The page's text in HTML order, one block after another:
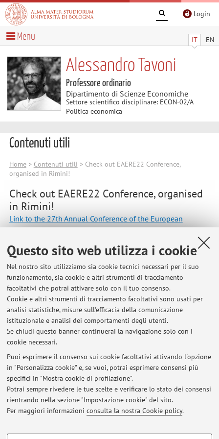
Questo sito web utilizza i cookie
Nel nostro sito utilizziamo sia cookie tecnici necessari per il suo
funzionamento, sia cookie e altri strumenti di tracciamento
facoltativi che potrai attivare solo con il tuo consenso.
Cookie e altri strumenti di tracciamento facoltativi sono usati per
analisi statistiche, misure sull'efficacia della comunicazione
istituzionale e analisi dei comportamenti degli utenti.
Se chiudi questo banner continuerai la navigazione solo con i
cookie necessari.
Puoi esprimere il consenso sui cookie facoltativi attivando l'opzione
in "Personalizza cookie" e, se vuoi, potrai esprimere consensi più
specifici in "Mostra cookie di profilazione".
Potrai sempre rivedere le tue scelte e verificare lo stato dei consensi
rientrando nella sezione "Impostazione cookie" del sito.
Per maggiori informazioni consulta la nostra Cookie policy.
Login
IT EN
Menu
Alessandro Tavoni
Professore ordinario
Dipartimento di Scienze Economiche
Settore scientifico disciplinare: ECON-02/A
Politica economica
Contenuti utili
Home> Contenuti utili > Check out EAERE22 Conference,
organised in Rimini!
Check out EAERE22 Conference, organised
in Rimini!
Link to the 27th Annual Conference of the European
Association of Environmental and Resource Economists
Ultimi avvisi
Editing Special Issue on "Promoting pro-environmental behaviour at
multiple levels"
Pubblicato il: 25 febbraio 2025
Job announcement: Postdoc(s)
Pubblicato il: 28 aprile 2023
I have been awarded an ERC Consolidator Grant on social tipping
interventions and susatainability norms!
Pubblicato il: 06 febbraio 2023